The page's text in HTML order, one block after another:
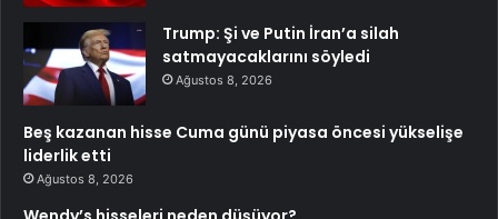
Trump: Şi ve Putin İran’a silah
satmayacaklarını söyledi
Ağustos 8, 2026
Beş kazanan hisse Cuma günü piyasa öncesi yükselişe
liderlik etti
Ağustos 8, 2026